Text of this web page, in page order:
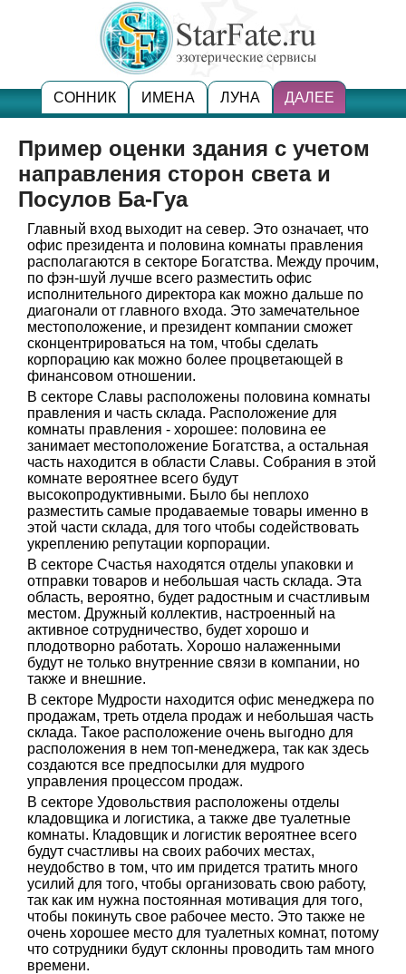
СОННИК ИМЕНА ЛУНА ДАЛЕЕ
Пример оценки здания с учетом
направления сторон света и
Посулов Ба-Гуа
Главный вход выходит на север. Это означает, что
офис президента и половина комнаты правления
располагаются в секторе Богатства. Между прочим,
по фэн-шуй лучше всего разместить офис
исполнительного директора как можно дальше по
диагонали от главного входа. Это замечательное
местоположение, и президент компании сможет
сконцентрироваться на том, чтобы сделать
корпорацию как можно более процветающей в
финансовом отношении.
В секторе Славы расположены половина комнаты
правления и часть склада. Расположение для
комнаты правления - хорошее: половина ее
занимает местоположение Богатства, а остальная
часть находится в области Славы. Собрания в этой
комнате вероятнее всего будут
высокопродуктивными. Было бы неплохо
разместить самые продаваемые товары именно в
этой части склада, для того чтобы содействовать
укреплению репутации корпорации.
В секторе Счастья находятся отделы упаковки и
отправки товаров и небольшая часть склада. Эта
область, вероятно, будет радостным и счастливым
местом. Дружный коллектив, настроенный на
активное сотрудничество, будет хорошо и
плодотворно работать. Хорошо налаженными
будут не только внутренние связи в компании, но
также и внешние.
В секторе Мудрости находится офис менеджера по
продажам, треть отдела продаж и небольшая часть
склада. Такое расположение очень выгодно для
расположения в нем топ-менеджера, так как здесь
создаются все предпосылки для мудрого
управления процессом продаж.
В секторе Удовольствия расположены отделы
кладовщика и логистика, а также две туалетные
комнаты. Кладовщик и логистик вероятнее всего
будут счастливы на своих рабочих местах,
неудобство в том, что им придется тратить много
усилий для того, чтобы организовать свою работу,
так как им нужна постоянная мотивация для того,
чтобы покинуть свое рабочее место. Это также не
очень хорошее место для туалетных комнат, потому
что сотрудники будут склонны проводить там много
времени.